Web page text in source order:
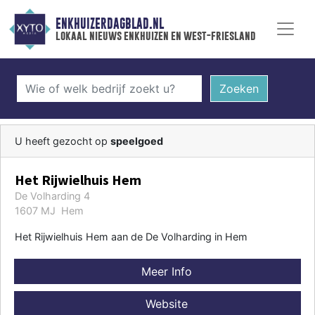
ENKHUIZERDAGBLAD.NL
lokaal nieuws enkhuizen en west-friesland
Zoeken
U heeft gezocht op speelgoed
Het Rijwielhuis Hem
De Volharding 4
1607 MJ Hem
Het Rijwielhuis Hem aan de De Volharding in Hem
Meer Info
Website